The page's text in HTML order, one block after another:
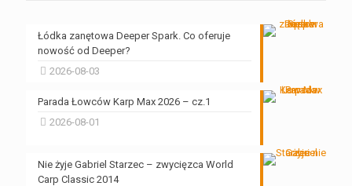
Łódka zanętowa Deeper Spark. Co oferuje
nowość od Deeper?
2026-08-03
Parada Łowców Karp Max 2026 – cz.1
2026-08-01
Nie żyje Gabriel Starzec – zwycięzca World
Carp Classic 2014